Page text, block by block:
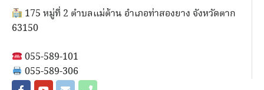
175 หมู่ที่ 2 ตำบลแม่ต้าน อำเภอท่าสองยาง จังหวัดตาก
63150
055-589-101
055-589-306